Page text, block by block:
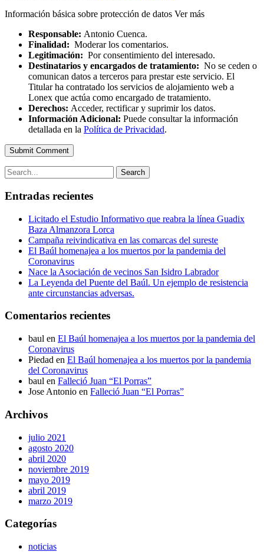
Información básica sobre protección de datos Ver más
Responsable: Antonio Cuenca.
Finalidad: Moderar los comentarios.
Legitimación: Por consentimiento del interesado.
Destinatarios y encargados de tratamiento: No se ceden o
comunican datos a terceros para prestar este servicio. El
Titular ha contratado los servicios de alojamiento web a
Lonex que actúa como encargado de tratamiento.
Derechos: Acceder, rectificar y suprimir los datos.
Información Adicional: Puede consultar la información
detallada en la Política de Privacidad.
Submit Comment
Search
Entradas recientes
Licitado el Estudio Informativo que reabra la línea Guadix
Baza Almanzora Lorca
Campaña reivindicativa en las comarcas del sureste
El Baúl homenajea a los muertos por la pandemia del
Coronavirus
Nace la Asociación de vecinos San Isidro Labrador
La Leyenda del Puente del Baúl. Un ejemplo de resistencia
ante circunstancias adversas.
Comentarios recientes
baul en El Baúl homenajea a los muertos por la pandemia del
Coronavirus
Piedad en El Baúl homenajea a los muertos por la pandemia
del Coronavirus
baul en Falleció Juan “El Porras”
Jose Antonio en Falleció Juan “El Porras”
Archivos
julio 2021
agosto 2020
abril 2020
noviembre 2019
mayo 2019
abril 2019
marzo 2019
Categorías
noticias